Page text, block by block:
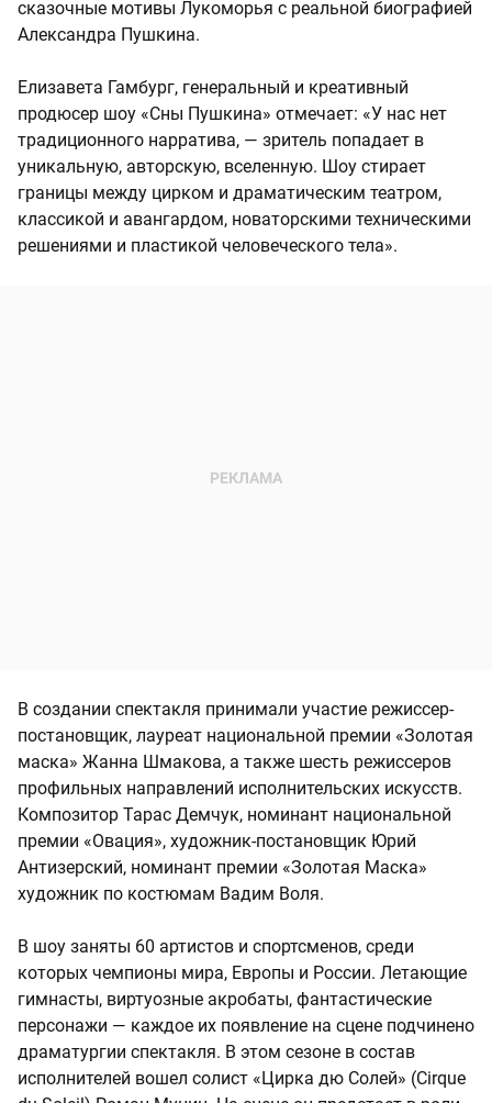
сказочные мотивы Лукоморья с реальной биографией
Александра Пушкина.
Елизавета Гамбург, генеральный и креативный
продюсер шоу «Сны Пушкина» отмечает: «У нас нет
традиционного нарратива, — зритель попадает в
уникальную, авторскую, вселенную. Шоу стирает
границы между цирком и драматическим театром,
классикой и авангардом, новаторскими техническими
решениями и пластикой человеческого тела».
В создании спектакля принимали участие режиссер-
постановщик, лауреат национальной премии «Золотая
маска» Жанна Шмакова, а также шесть режиссеров
профильных направлений исполнительских искусств.
Композитор Тарас Демчук, номинант национальной
премии «Овация», художник-постановщик Юрий
Антизерский, номинант премии «Золотая Маска»
художник по костюмам Вадим Воля.
В шоу заняты 60 артистов и спортсменов, среди
которых чемпионы мира, Европы и России. Летающие
гимнасты, виртуозные акробаты, фантастические
персонажи — каждое их появление на сцене подчинено
драматургии спектакля. В этом сезоне в состав
исполнителей вошел солист «Цирка дю Солей» (Cirque